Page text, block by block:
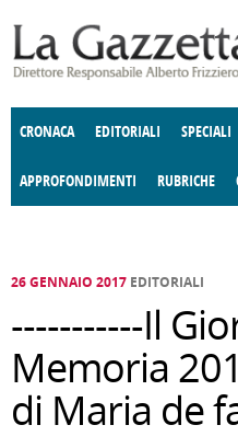
CRONACA EDITORIALI SPECIALI
APPROFONDIMENTI
E SPETTACOLI POLITICA
RUBRICHE
DELLE IDEE FATTI DELLO SPIRITO
26 GENNAIO 2017 EDITORIALI
-----------Il
Memoria
di Maria de